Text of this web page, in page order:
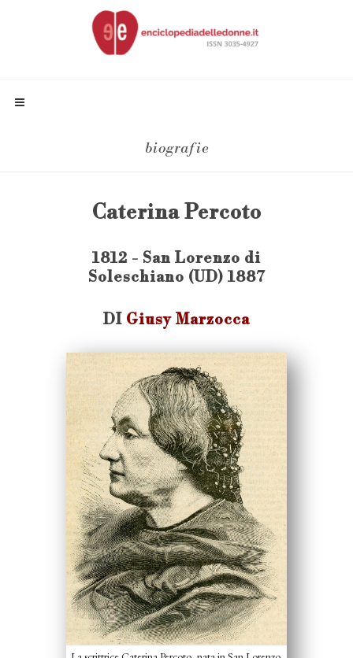
biografie
Caterina Percoto
1812 - San Lorenzo di
Soleschiano (UD) 1887
DI Giusy Marzocca